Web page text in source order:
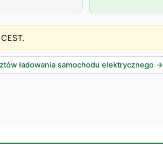
.
ładowania samochodu elektrycznego →